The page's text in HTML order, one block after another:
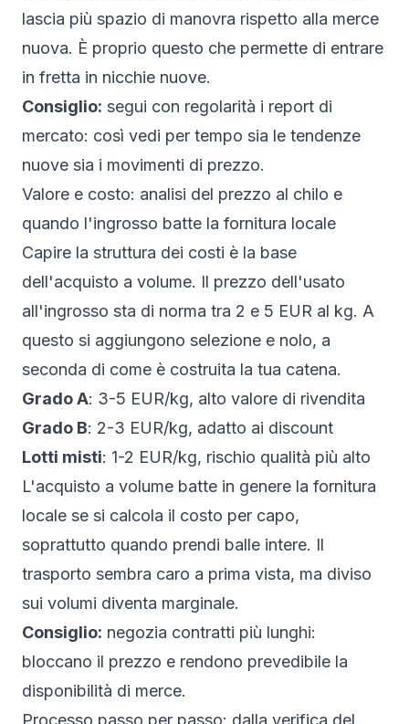
lascia più spazio di manovra rispetto alla merce
nuova. È proprio questo che permette di entrare
in fretta in nicchie nuove.
Consiglio: segui con regolarità i report di
mercato: così vedi per tempo sia le tendenze
nuove sia i movimenti di prezzo.
Valore e costo: analisi del prezzo al chilo e
quando l'ingrosso batte la fornitura locale
Capire la struttura dei costi è la base
dell'acquisto a volume. Il prezzo dell'usato
all'ingrosso sta di norma tra 2 e 5 EUR al kg. A
questo si aggiungono selezione e nolo, a
seconda di come è costruita la tua catena.
Grado A: 3-5 EUR/kg, alto valore di rivendita
Grado B: 2-3 EUR/kg, adatto ai discount
Lotti misti: 1-2 EUR/kg, rischio qualità più alto
L'acquisto a volume batte in genere la fornitura
locale se si calcola il costo per capo,
soprattutto quando prendi balle intere. Il
trasporto sembra caro a prima vista, ma diviso
sui volumi diventa marginale.
Consiglio: negozia contratti più lunghi:
bloccano il prezzo e rendono prevedibile la
disponibilità di merce.
Processo passo per passo: dalla verifica del